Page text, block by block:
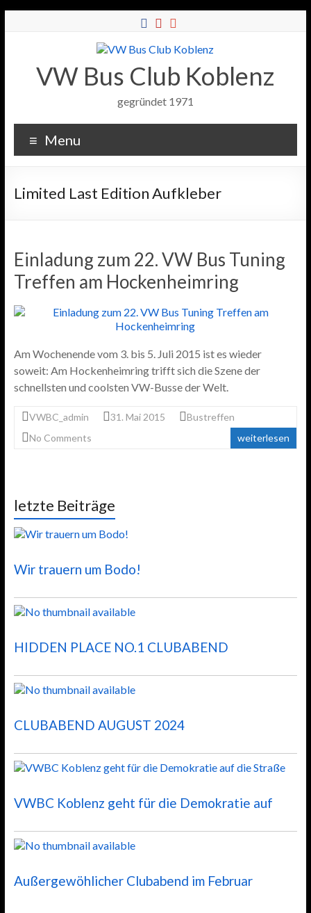
VW Bus Club Koblenz
gegründet 1971
Menu
Limited Last Edition Aufkleber
Einladung zum 22. VW Bus Tuning
Treffen am Hockenheimring
Am Wochenende vom 3. bis 5. Juli 2015 ist es wieder
soweit: Am Hockenheimring trifft sich die Szene der
schnellsten und coolsten VW-Busse der Welt.
VWBC_admin 31. Mai 2015
Bustreffen
No Comments
weiterlesen
letzte Beiträge
Wir trauern um Bodo!
HIDDEN PLACE NO.1 CLUBABEND
CLUBABEND AUGUST 2024
VWBC Koblenz geht für die Demokratie auf
Außergewöhlicher Clubabend im Februar